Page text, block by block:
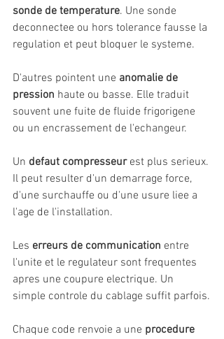
sonde de temperature. Une sonde
deconnectee ou hors tolerance fausse la
regulation et peut bloquer le systeme.
D'autres pointent une anomalie de
pression haute ou basse. Elle traduit
souvent une fuite de fluide frigorigene
ou un encrassement de l'echangeur.
Un defaut compresseur est plus serieux.
Il peut resulter d'un demarrage force,
d'une surchauffe ou d'une usure liee a
l'age de l'installation.
Les erreurs de communication entre
l'unite et le regulateur sont frequentes
apres une coupure electrique. Un
simple controle du cablage suffit parfois.
Chaque code renvoie a une procedure